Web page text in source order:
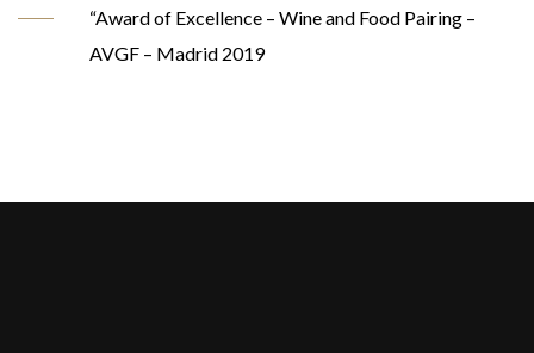
“Award of Excellence – Wine and Food Pairing –
AVGF – Madrid 2019